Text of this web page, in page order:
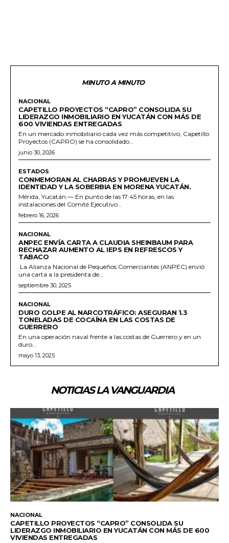
MINUTO A MINUTO
NACIONAL
CAPETILLO PROYECTOS “CAPRO” CONSOLIDA SU
LIDERAZGO INMOBILIARIO EN YUCATÁN CON MÁS DE
600 VIVIENDAS ENTREGADAS
En un mercado inmobiliario cada vez más competitivo, Capetillo
Proyectos (CAPRO) se ha consolidado...
junio 30, 2026
ESTADOS
CONMEMORAN AL CHARRAS Y PROMUEVEN LA
IDENTIDAD Y LA SOBERBIA EN MORENA YUCATÁN.
Mérida, Yucatán.— En punto de las 17:45 horas, en las
instalaciones del Comité Ejecutivo...
febrero 16, 2026
NACIONAL
ANPEC ENVÍA CARTA A CLAUDIA SHEINBAUM PARA
RECHAZAR AUMENTO AL IEPS EN REFRESCOS Y
TABACO
La Alianza Nacional de Pequeños Comerciantes (ANPEC) envió
una carta a la presidenta de...
septiembre 30, 2025
NACIONAL
DURO GOLPE AL NARCOTRÁFICO: ASEGURAN 1.3
TONELADAS DE COCAÍNA EN LAS COSTAS DE
GUERRERO
En una operación naval frente a las costas de Guerrero y en un
duro...
mayo 13, 2025
NOTICIAS LA VANGUARDIA
NACIONAL
CAPETILLO PROYECTOS “CAPRO” CONSOLIDA SU
LIDERAZGO INMOBILIARIO EN YUCATÁN CON MÁS DE 600
VIVIENDAS ENTREGADAS